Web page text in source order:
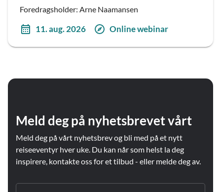
Foredragsholder: Arne Naamansen
11. aug. 2026 Online webinar
Meld deg på nyhetsbrevet vårt
Meld deg på vårt nyhetsbrev og bli med på et nytt
reiseeventyr hver uke. Du kan når som helst la deg
inspirere, kontakte oss for et tilbud - eller melde deg av.